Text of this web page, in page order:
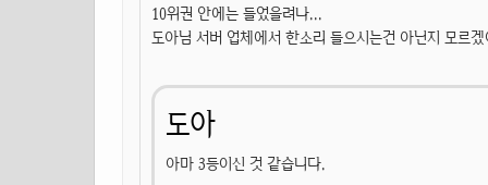
10위권 안에는 들었을려나...
도아님 서버 업체에서 한소리 들으시는건 아닌지 모르
도아
아마 3등이신 것 같습니다.